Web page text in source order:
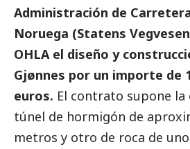
Administración de
Noruega (Statens
OHLA el diseño y
Gjønnes por un importe de
euros. El contrato supone la
túnel de hormigón de
metros y otro de roca de